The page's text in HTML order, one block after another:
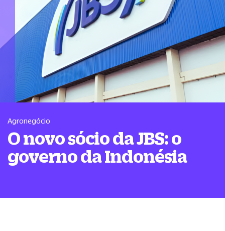
Agronegócio
O novo sócio da JBS: o
governo da Indonésia